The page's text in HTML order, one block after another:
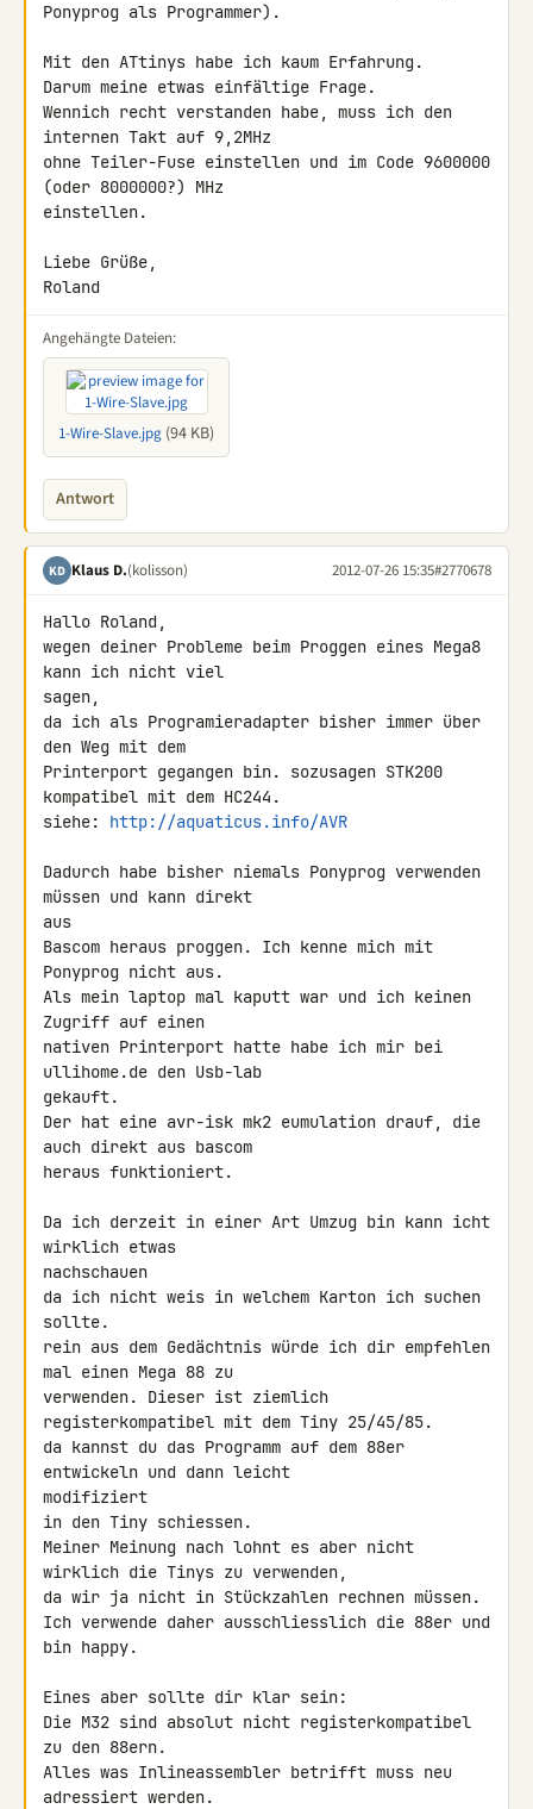
Ponyprog als Programmer).
Mit den ATtinys habe ich kaum Erfahrung.
Darum meine etwas einfältige Frage.
Wennich recht verstanden habe, muss ich den
internen Takt auf 9,2MHz
ohne Teiler-Fuse einstellen und im Code 9600000
(oder 8000000?) MHz
einstellen.
Liebe Grüße,
Roland
Angehängte Dateien:
1-Wire-Slave.jpg (94 KB)
Antwort
KD Klaus D.(kolisson) 2012-07-26 15:35#2770678
Hallo Roland,
wegen deiner Probleme beim Proggen eines Mega8
kann ich nicht viel
sagen,
da ich als Programieradapter bisher immer über
den Weg mit dem
Printerport gegangen bin. sozusagen STK200
kompatibel mit dem HC244.
siehe: http://aquaticus.info/AVR
Dadurch habe bisher niemals Ponyprog verwenden
müssen und kann direkt
aus
Bascom heraus proggen. Ich kenne mich mit
Ponyprog nicht aus.
Als mein laptop mal kaputt war und ich keinen
Zugriff auf einen
nativen Printerport hatte habe ich mir bei
ullihome.de den Usb-lab
gekauft.
Der hat eine avr-isk mk2 eumulation drauf, die
auch direkt aus bascom
heraus funktioniert.
Da ich derzeit in einer Art Umzug bin kann icht
wirklich etwas
nachschauen
da ich nicht weis in welchem Karton ich suchen
sollte.
rein aus dem Gedächtnis würde ich dir empfehlen
mal einen Mega 88 zu
verwenden. Dieser ist ziemlich
registerkompatibel mit dem Tiny 25/45/85.
da kannst du das Programm auf dem 88er
entwickeln und dann leicht
modifiziert
in den Tiny schiessen.
Meiner Meinung nach lohnt es aber nicht
wirklich die Tinys zu verwenden,
da wir ja nicht in Stückzahlen rechnen müssen.
Ich verwende daher ausschliesslich die 88er und
bin happy.
Eines aber sollte dir klar sein:
Die M32 sind absolut nicht registerkompatibel
zu den 88ern.
Alles was Inlineassembler betrifft muss neu
adressiert werden.